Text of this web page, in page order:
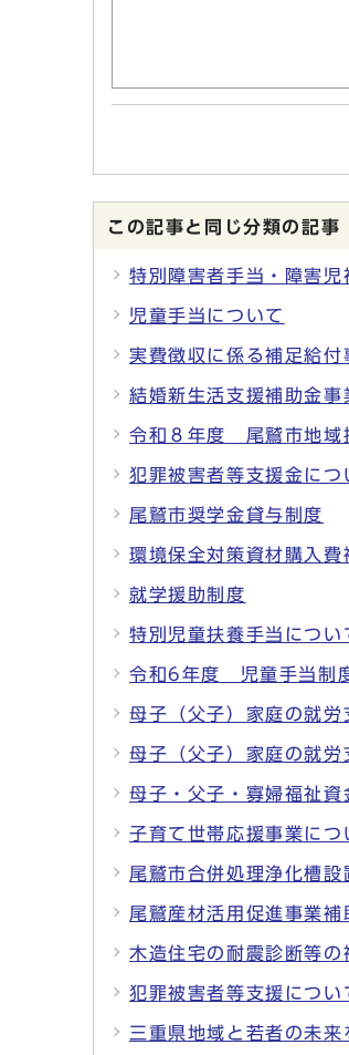
この記事と同じ分類の記事
特別障害者手当・障害児
児童手当について
実費徴収に係る補足給付
結婚新生活支援補助金事
令和８年度 尾鷲市地域
犯罪被害者等支援金につ
尾鷲市奨学金貸与制度
環境保全対策資材購入費
就学援助制度
特別児童扶養手当につい
令和6年度 児童手当制
母子（父子）家庭の就
母子（父子）家庭の就
母子・父子・寡婦福祉資
子育て世帯応援事業につ
尾鷲市合併処理浄化槽
尾鷲産材活用促進事業補
木造住宅の耐震診断等の
犯罪被害者等支援につい
三重県地域と若者の未